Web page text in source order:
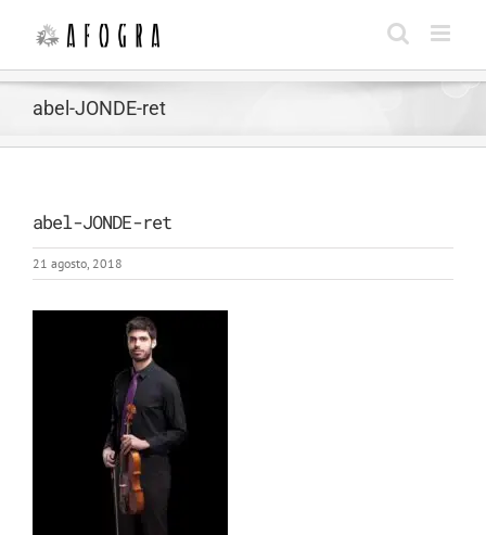
contenido
abel-JONDE-ret
abel-JONDE-ret
21 agosto, 2018